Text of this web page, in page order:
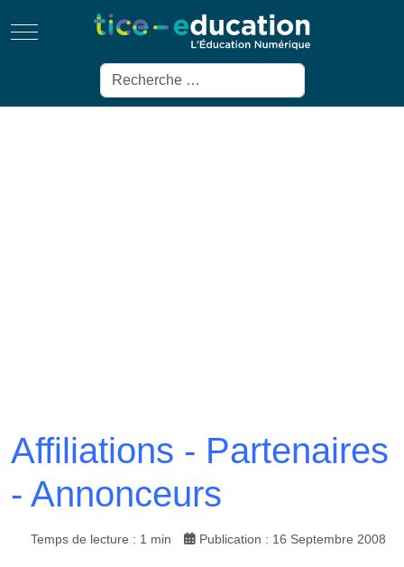
Mobile Menu Toggle
Rechercher
Affiliations - Partenaires
- Annonceurs
Temps de lecture : 1 min Publication : 16 Septembre 2008